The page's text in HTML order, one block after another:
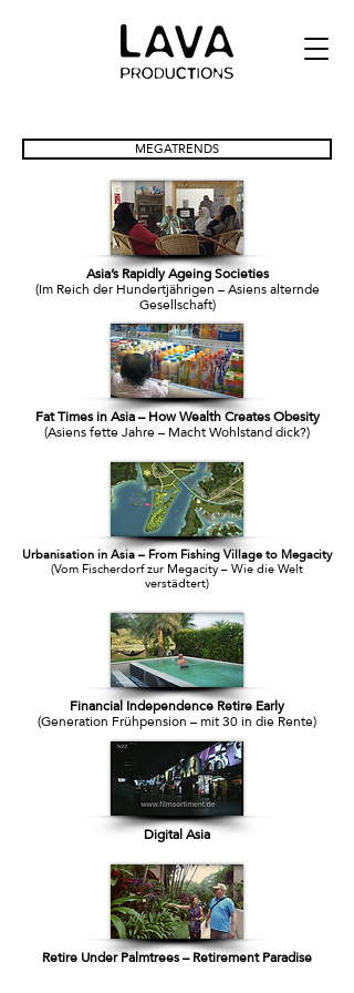
MEGATRENDS
Asia’s Rapidly Ageing Societies
(Im Reich der Hundertjährigen – Asiens alternde
Gesellschaft)
Fat Times in Asia – How Wealth Creates Obesity
(Asiens fette Jahre – Macht Wohlstand dick?)
Urbanisation in Asia – From Fishing Village to Megacity
(Vom Fischerdorf zur Megacity – Wie die Welt
verstädtert)
Financial Independence Retire Early
(Generation Frühpension – mit 30 in die Rente)
Digital Asia
Retire Under Palmtrees – Retirement Paradise